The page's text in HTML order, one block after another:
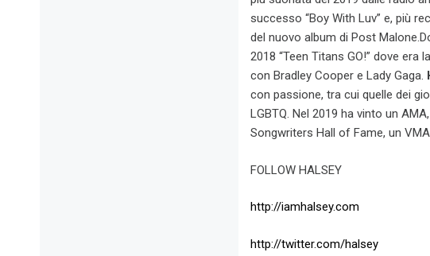
successo “Boy With Luv” e, più
del nuovo album di Post
2018 “Teen Titans GO!” dove era
con Bradley Cooper e Lady Gaga.
con passione, tra cui quelle dei
LGBTQ. Nel 2019 ha vinto un
Songwriters Hall of Fame, un
FOLLOW HALSEY
http://iamhalsey.com
http://twitter.com/halsey